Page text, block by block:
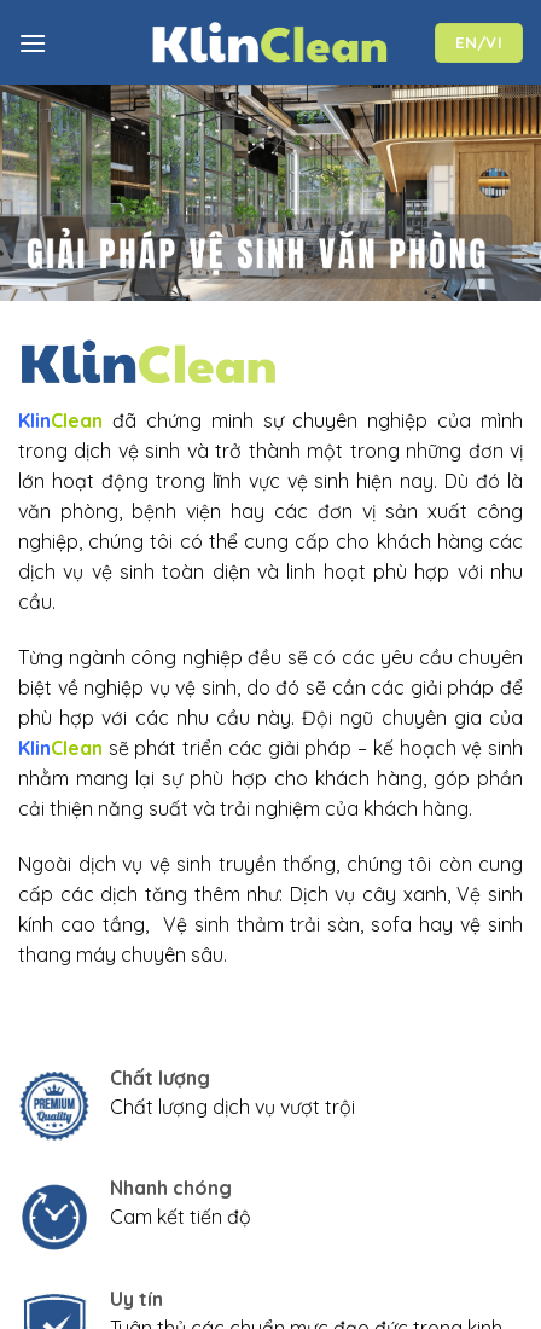
EN/VI
KlinClean đã chứng minh sự chuyên nghiệp của mình
trong dịch vệ sinh và trở thành một trong những đơn vị
lớn hoạt động trong lĩnh vực vệ sinh hiện nay. Dù đó là
văn phòng, bệnh viện hay các đơn vị sản xuất công
nghiệp, chúng tôi có thể cung cấp cho khách hàng các
dịch vụ vệ sinh toàn diện và linh hoạt phù hợp với nhu
cầu.
Từng ngành công nghiệp đều sẽ có các yêu cầu chuyên
biệt về nghiệp vụ vệ sinh, do đó sẽ cần các giải pháp để
phù hợp với các nhu cầu này. Đội ngũ chuyên gia của
KlinClean sẽ phát triển các giải pháp – kế hoạch vệ sinh
nhằm mang lại sự phù hợp cho khách hàng, góp phần
cải thiện năng suất và trải nghiệm của khách hàng.
Ngoài dịch vụ vệ sinh truyền thống, chúng tôi còn cung
cấp các dịch tăng thêm như: Dịch vụ cây xanh, Vệ sinh
kính cao tầng, Vệ sinh thảm trải sàn, sofa hay vệ sinh
thang máy chuyên sâu.
Chất lượng
Chất lượng dịch vụ vượt trội
Nhanh chóng
Cam kết tiến độ
Uy tín